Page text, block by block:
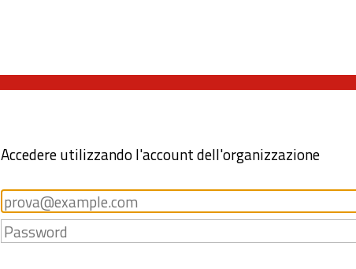
Accedere utilizzando l'account dell'organizzazione